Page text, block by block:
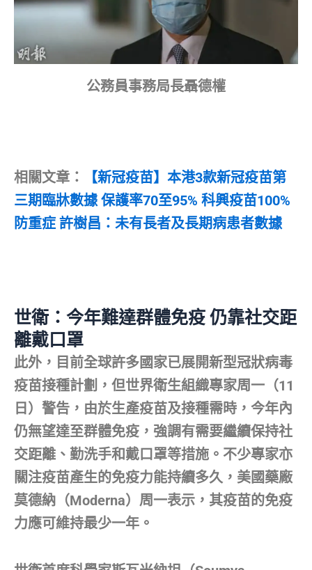
公務員事務局長聶德權
相關文章：
【新冠疫苗】本港3款新冠疫苗第
三期臨牀數據 保護率70至95% 科興疫苗100%
防重症 許樹昌：未有長者及長期病患者數據
世衛：今年難達群體免疫 仍靠社交距
離戴口罩
此外，目前全球許多國家已展開新型冠狀病毒
疫苗接種計劃，但世界衛生組織專家周一（11
日）警告，由於生產疫苗及接種需時，今年內
仍無望達至群體免疫，強調有需要繼續保持社
交距離、勤洗手和戴口罩等措施。不少專家亦
關注疫苗產生的免疫力能持續多久，美國藥廠
莫德納（Moderna）周一表示，其疫苗的免疫
力應可維持最少一年。